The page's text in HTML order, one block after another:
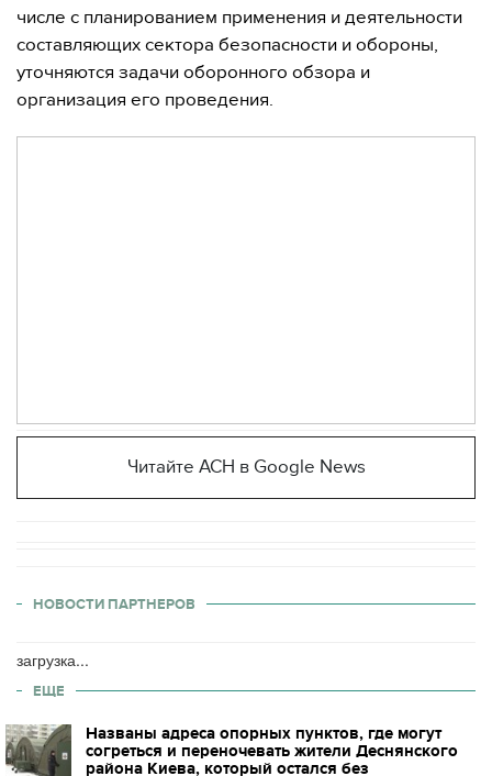
числе с планированием применения и деятельности
составляющих сектора безопасности и обороны,
уточняются задачи оборонного обзора и
организация его проведения.
Читайте АСН в Google News
НОВОСТИ ПАРТНЕРОВ
загрузка...
ЕЩЕ
Названы адреса опорных пунктов, где могут
согреться и переночевать жители Деснянского
района Киева, который остался без